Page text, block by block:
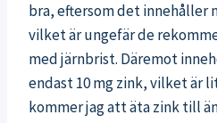
bra, eftersom det innehåller
vilket är ungefär de
med järnbrist. Däremot
endast 10 mg zink, vilket är
kommer jag att äta zink till